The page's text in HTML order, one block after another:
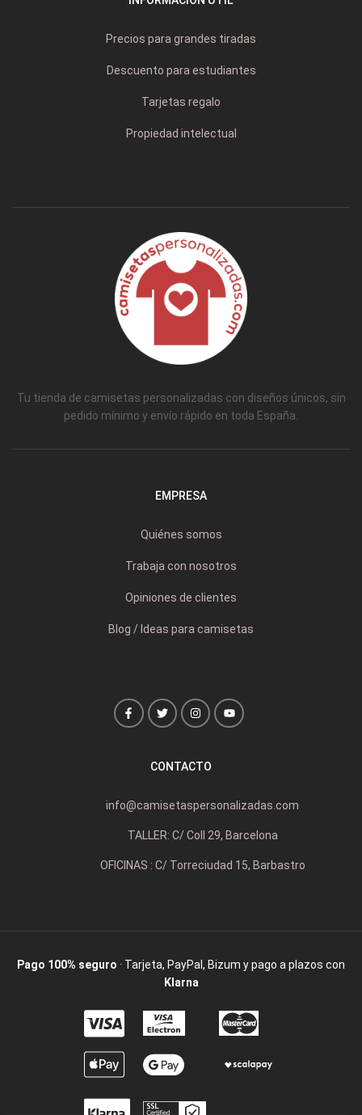
Precios para grandes tiradas
Descuento para estudiantes
Tarjetas regalo
Propiedad intelectual
Tu tienda de camisetas personalizadas con diseños únicos, sin
pedido mínimo y envío rápido en toda España.
EMPRESA
Quiénes somos
Trabaja con nosotros
Opiniones de clientes
Blog / Ideas para camisetas
CONTACTO
info@camisetaspersonalizadas.com
TALLER: C/ Coll 29, Barcelona
OFICINAS : C/ Torreciudad 15, Barbastro
Pago 100% seguro · Tarjeta, PayPal, Bizum y pago a plazos con
Klarna